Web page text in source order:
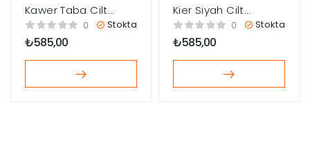
Kawer Taba Cilt
Topuklu Ayakkabı
0 Stokta
₺585,00
Kier Siyah Cilt
Topuklu Ayakkabı
0 Stokta
₺585,00